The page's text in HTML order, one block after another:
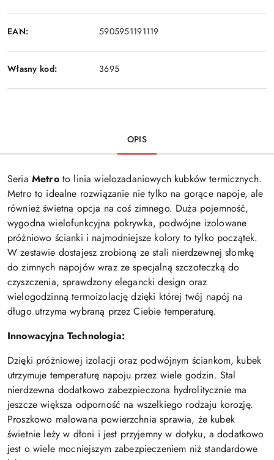
EAN: 5905951191119
Własny kod: 3695
OPIS
Seria Metro to linia wielozadaniowych kubków termicznych.
Metro to idealne rozwiązanie nie tylko na gorące napoje, ale
również świetna opcja na coś zimnego. Duża pojemność,
wygodna wielofunkcyjna pokrywka, podwójne izolowane
próżniowo ścianki i najmodniejsze kolory to tylko początek.
W zestawie dostajesz zrobioną ze stali nierdzewnej słomkę
do zimnych napojów wraz ze specjalną szczoteczką do
czyszczenia, sprawdzony elegancki design oraz
wielogodzinną termoizolację dzięki której twój napój na
długo utrzyma wybraną przez Ciebie temperaturę.
Innowacyjna Technologia:
Dzięki próżniowej izolacji oraz podwójnym ściankom, kubek
utrzymuje temperaturę napoju przez wiele godzin. Stal
nierdzewna dodatkowo zabezpieczona hydrolitycznie ma
jeszcze większa odporność na wszelkiego rodzaju korozję.
Proszkowo malowana powierzchnia sprawia, że kubek
świetnie leży w dłoni i jest przyjemny w dotyku, a dodatkowo
jest o wiele mocniejszym zabezpieczeniem niż standardowe